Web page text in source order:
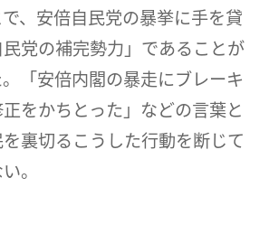
、安倍自民党の暴挙に手を貸
党の補完勢力」であることが
「安倍内閣の暴走にブレーキ
をかちとった」などの言葉と
裏切るこうした行動を断じて
。